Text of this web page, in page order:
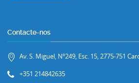
Contacte-nos
Av. S. Miguel, Nº249, Esc. 15, 2775-751
+351 214842635